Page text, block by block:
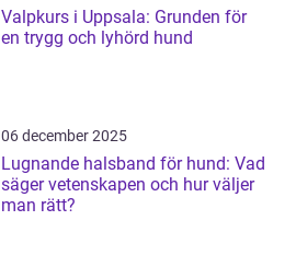
Valpkurs i Uppsala: Grunden för
en trygg och lyhörd hund
06 december 2025
Lugnande halsband för hund: Vad
säger vetenskapen och hur väljer
man rätt?